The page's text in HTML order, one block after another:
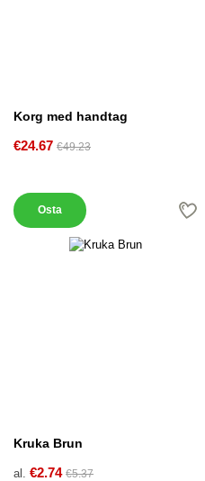
Korg med handtag
€24.67 €49.23
Osta
Kruka Brun
al. €2.74 €5.37